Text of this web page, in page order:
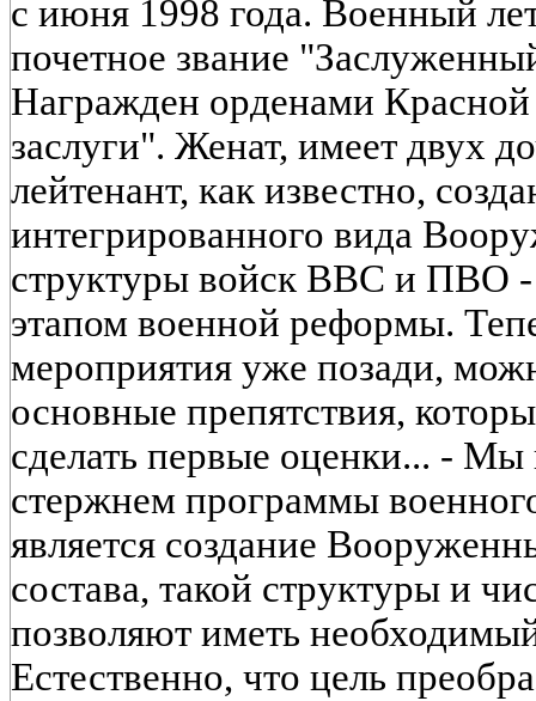
с июня 1998 года. Военный
почетное звание
Награжден орденами
заслуги". Женат, имеет двух
лейтенант, как известно,
интегрированного вида
структуры войск ВВС и ПВО
этапом военной реформы.
мероприятия уже позади,
основные препятствия,
сделать первые оценки... - Мы
стержнем программы
является создание
состава, такой структуры и
позволяют иметь
Естественно, что цель